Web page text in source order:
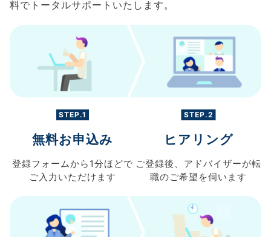
料でトータルサポートいたします。
STEP.1
無料お申込み
登録フォームから 1分ほどで
ご入力 いただけます
STEP.2
ヒアリング
ご登録後、 アドバイザーが転
職のご希望を伺います